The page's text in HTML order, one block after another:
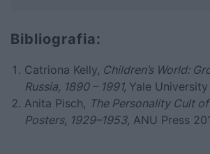
Bibliografia:
Catriona Kelly, Children’s World:
Russia, 1890 – 1991, Yale
Anita Pisch, The Personality Cult
Posters, 1929–1953, ANU Press